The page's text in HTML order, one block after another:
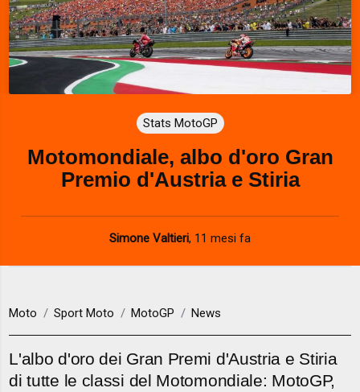
Stats MotoGP
Motomondiale, albo d'oro Gran
Premio d'Austria e Stiria
Simone Valtieri, 11 mesi fa
Moto Sport Moto MotoGP News
L'albo d'oro dei Gran Premi d'Austria e Stiria
di tutte le classi del Motomondiale: MotoGP,